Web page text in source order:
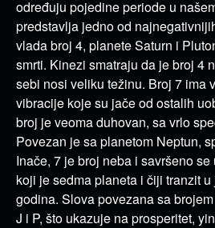
određuju pojedine periode u
predstavlja jedno od
vlada broj 4, planete Saturn i
smrti. Kinezi smatraju da je broj 4
sebi nosi veliku težinu. Broj 7 ima
vibracije koje su jače od ostalih
broj je veoma duhovan, sa vrlo
Povezan je sa planetom Neptun,
Inače, 7 je broj neba i savršeno
koji je sedma planeta i čiji tranzit
godina. Slova povezana sa
J i P, što ukazuje na prosperitet,